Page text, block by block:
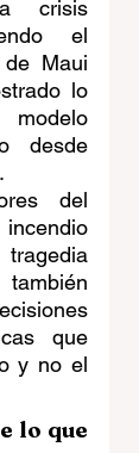
crisis
el
de Maui
lo
desde
del
que
y no el
lo que